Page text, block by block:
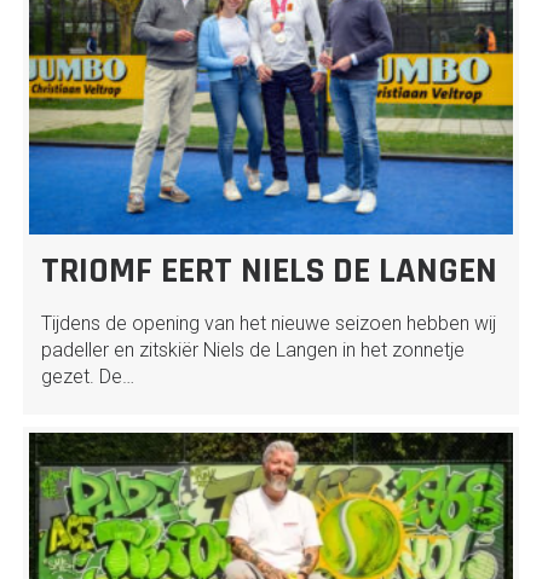
TRIOMF EERT NIELS DE LANGEN
Tijdens de opening van het nieuwe seizoen hebben wij
padeller en zitskiër Niels de Langen in het zonnetje
gezet. De…